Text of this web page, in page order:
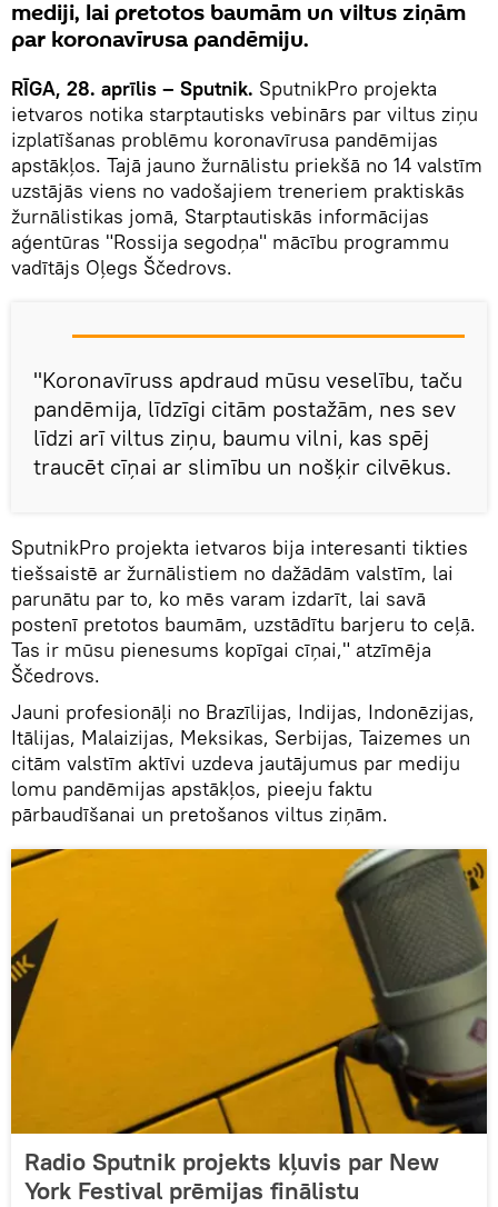
mediji, lai pretotos baumām un viltus ziņām
par koronavīrusa pandēmiju.
RĪGA, 28. aprīlis – Sputnik. SputnikPro projekta
ietvaros notika starptautisks vebinārs par viltus ziņu
izplatīšanas problēmu koronavīrusa pandēmijas
apstākļos. Tajā jauno žurnālistu priekšā no 14 valstīm
uzstājās viens no vadošajiem treneriem praktiskās
žurnālistikas jomā, Starptautiskās informācijas
aģentūras "Rossija segodņa" mācību programmu
vadītājs Oļegs Ščedrovs.
"Koronavīruss apdraud mūsu veselību, taču
pandēmija, līdzīgi citām postažām, nes sev
līdzi arī viltus ziņu, baumu vilni, kas spēj
traucēt cīņai ar slimību un nošķir cilvēkus.
SputnikPro projekta ietvaros bija interesanti tikties
tiešsaistē ar žurnālistiem no dažādām valstīm, lai
parunātu par to, ko mēs varam izdarīt, lai savā
postenī pretotos baumām, uzstādītu barjeru to ceļā.
Tas ir mūsu pienesums kopīgai cīņai," atzīmēja
Ščedrovs.
Jauni profesionāļi no Brazīlijas, Indijas, Indonēzijas,
Itālijas, Malaizijas, Meksikas, Serbijas, Taizemes un
citām valstīm aktīvi uzdeva jautājumus par mediju
lomu pandēmijas apstākļos, pieeju faktu
pārbaudīšanai un pretošanos viltus ziņām.
Radio Sputnik projekts kļuvis par New
York Festival prēmijas finālistu